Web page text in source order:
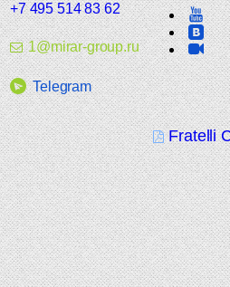
Fratelli
+7 495 514 83 62
1@mirar-group.ru
Telegram